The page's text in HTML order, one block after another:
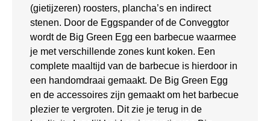
(gietijzeren) roosters, plancha’s en indirect
stenen. Door de Eggspander of de Conveggtor
wordt de Big Green Egg een barbecue waarmee
je met verschillende zones kunt koken. Een
complete maaltijd van de barbecue is hierdoor in
een handomdraai gemaakt. De Big Green Egg
en de accessoires zijn gemaakt om het barbecue
plezier te vergroten. Dit zie je terug in de